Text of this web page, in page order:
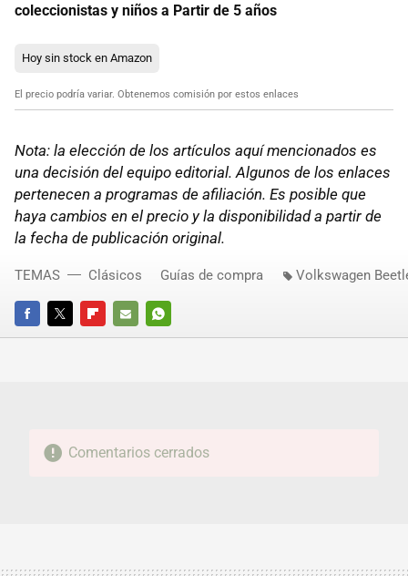
coleccionistas y niños a Partir de 5 años
Hoy sin stock en Amazon
El precio podría variar. Obtenemos comisión por estos enlaces
Nota: la elección de los artículos aquí mencionados es
una decisión del equipo editorial. Algunos de los enlaces
pertenecen a programas de afiliación. Es posible que
haya cambios en el precio y la disponibilidad a partir de
la fecha de publicación original.
FACEBOOKTWITTERFLIPBOARD
E-
WHATSAPP
TEMAS Clásicos Guías de compra Volkswagen
Comentarios cerrados